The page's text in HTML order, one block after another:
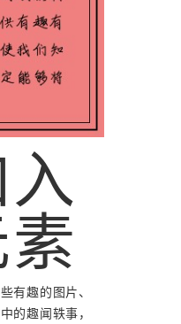
有趣的图片、
的趣闻轶事，